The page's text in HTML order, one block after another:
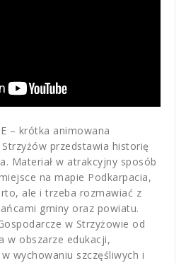
– krótka animowana
przedstawia historię
Materiał w atrakcyjny sposób
na mapie Podkarpacia,
ale i trzeba rozmawiać z
gminy oraz powiatu.
w Strzyżowie od
w obszarze edukacji,
wychowaniu szczęśliwych i